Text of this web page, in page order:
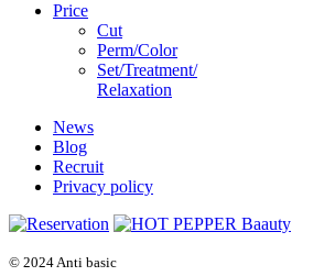
Price
Cut
Perm/Color
Set/Treatment/
Relaxation
News
Blog
Recruit
Privacy policy
© 2024 Anti basic